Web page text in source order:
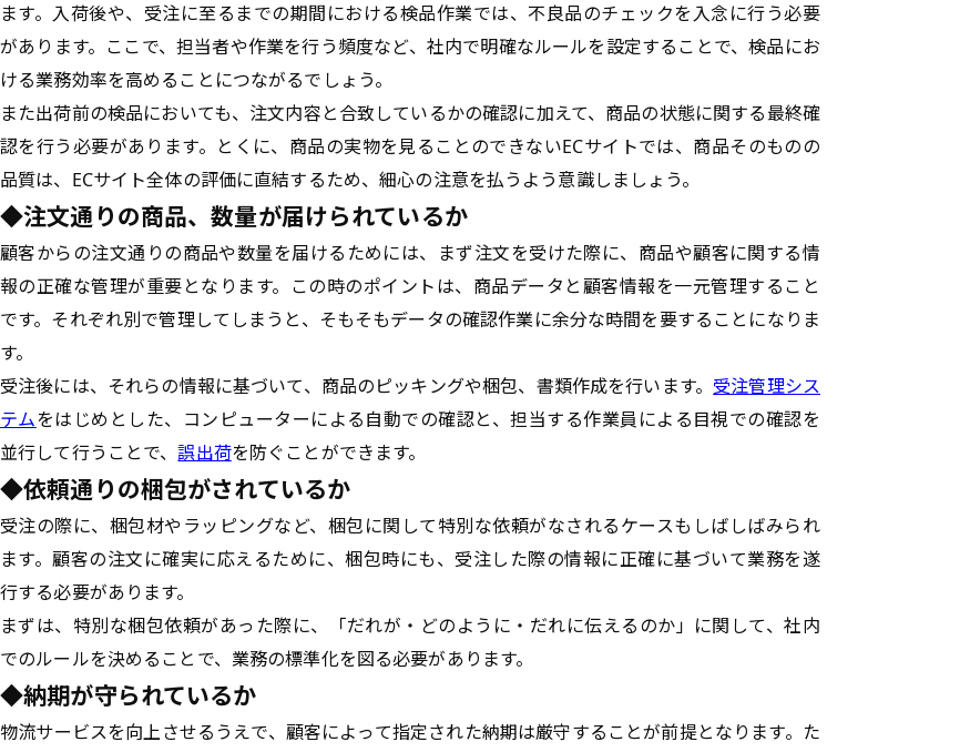
ます。入荷後や、受注に至るまでの期間における検品作業では、不良品のチェックを入念に行う必要
があります。ここで、担当者や作業を行う頻度など、社内で明確なルールを設定することで、検品にお
ける業務効率を高めることにつながるでしょう。
また出荷前の検品においても、注文内容と合致しているかの確認に加えて、商品の状態に関する最終確
認を行う必要があります。とくに、商品の実物を見ることのできないECサイトでは、商品そのものの
品質は、ECサイト全体の評価に直結するため、細心の注意を払うよう意識しましょう。
◆注文通りの商品、数量が届けられているか
顧客からの注文通りの商品や数量を届けるためには、まず注文を受けた際に、商品や顧客に関する情
報の正確な管理が重要となります。この時のポイントは、商品データと顧客情報を一元管理すること
です。それぞれ別で管理してしまうと、そもそもデータの確認作業に余分な時間を要することになりま
す。
受注後には、それらの情報に基づいて、商品のピッキングや梱包、書類作成を行います。 受注管理シス
テムをはじめとした、コンピューターによる自動での確認と、担当する作業員による目視での確認を
並行して行うことで、誤出荷を防ぐことができます。
◆依頼通りの梱包がされているか
受注の際に、梱包材やラッピングなど、梱包に関して特別な依頼がなされるケースもしばしばみられ
ます。顧客の注文に確実に応えるために、梱包時にも、受注した際の情報に正確に基づいて業務を遂
行する必要があります。
まずは、特別な梱包依頼があった際に、「だれが・どのように・だれに伝えるのか」に関して、社内
でのルールを決めることで、業務の標準化を図る必要があります。
◆納期が守られているか
物流サービスを向上させるうえで、顧客によって指定された納期は厳守することが前提となります。た